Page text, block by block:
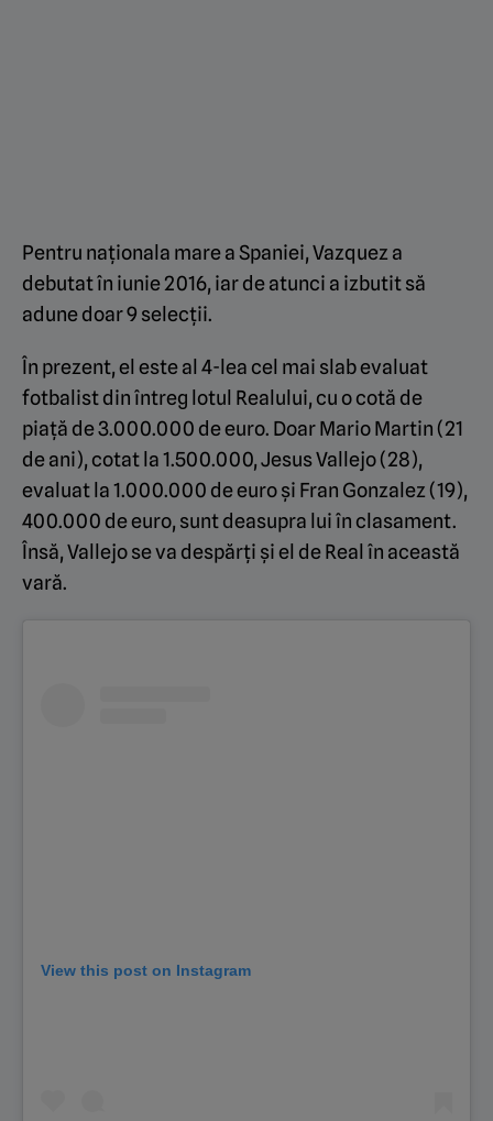
Pentru naționala mare a Spaniei, Vazquez a
debutat în iunie 2016, iar de atunci a izbutit să
adune doar 9 selecții.
În prezent, el este al 4-lea cel mai slab evaluat
fotbalist din întreg lotul Realului, cu o cotă de
piață de 3.000.000 de euro. Doar Mario Martin (21
de ani), cotat la 1.500.000, Jesus Vallejo (28),
evaluat la 1.000.000 de euro și Fran Gonzalez (19),
400.000 de euro, sunt deasupra lui în clasament.
Însă, Vallejo se va despărți și el de Real în această
vară.
View this post on Instagram